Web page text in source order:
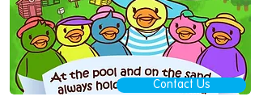
Contact Us